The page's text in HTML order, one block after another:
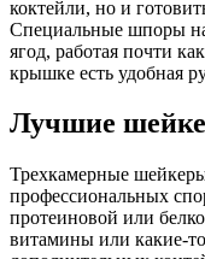
коктейли, но и
Специальные шпоры на
ягод, работая почти
крышке есть удобная
Лучшие
Трехкамерные
профессиональных
протеиновой или
витамины или какие-